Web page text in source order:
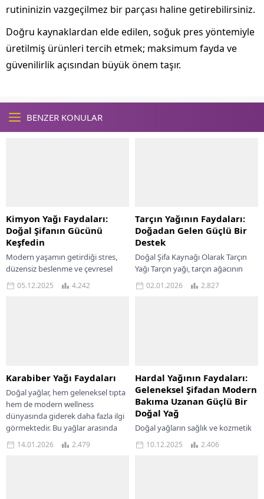
rutininizin vazgeçilmez bir parçası haline getirebilirsiniz.
Doğru kaynaklardan elde edilen, soğuk pres yöntemiyle
üretilmiş ürünleri tercih etmek; maksimum fayda ve
güvenilirlik açısından büyük önem taşır.
BENZER KONULAR
Kimyon Yağı Faydaları:
Doğal Şifanın Gücünü
Keşfedin
Modern yaşamın getirdiği stres,
düzensiz beslenme ve çevresel
etkiler, sağlığımızı her geçen gün
daha fazla tehdit ediyor. Bu
05.12.2025 4.242
Tarçın Yağının Faydaları:
Doğadan Gelen Güçlü Bir
Destek
Doğal Şifa Kaynağı Olarak Tarçın
Yağı Tarçın yağı, tarçın ağacının
kabuklarından veya
yapraklarından buhar distilasyonu
02.01.2026 2.827
Karabiber Yağı Faydaları
Doğal yağlar, hem geleneksel tıpta
hem de modern wellness
dünyasında giderek daha fazla ilgi
görmektedir. Bu yağlar arasında
öne çıkan...
14.01.2026 2.479
Hardal Yağının Faydaları:
Geleneksel Şifadan Modern
Bakıma Uzanan Güçlü Bir
Doğal Yağ
Doğal yağların sağlık ve kozmetik
alanındaki etkisi üzerine yapılan
araştırmalar gün geçtikçe
10.12.2025 2.406